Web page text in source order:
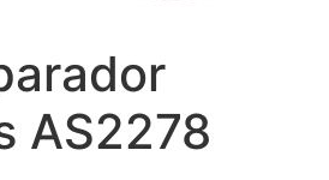
AS2278